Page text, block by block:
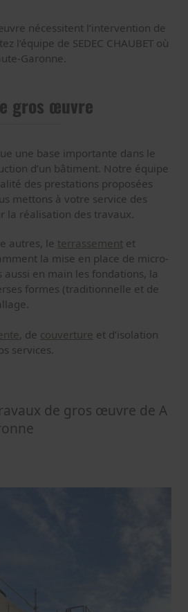
nécessitent l’intervention de
l’équipe de SEDEC CHAUBET où
Garonne.
gros œuvre
une base importante dans le
d’un bâtiment. Notre équipe
des prestations proposées
mettons à votre service des
la réalisation des travaux.
autres, le terrassement et
la mise en place de micro-
en main les fondations, la
formes (traditionnelle et de
, de couverture et d’isolation
services.
de gros œuvre de A